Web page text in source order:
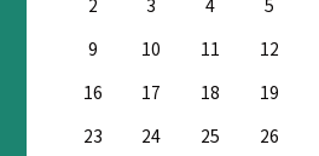
9
10 11 12
16
17 18 19
23
24 25 26